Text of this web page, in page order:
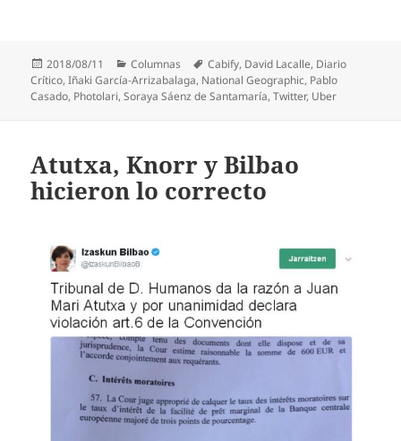
Publicado
el
2018/08/11 Categorías
Columnas Etiquetas
Cabify, David Lacalle, Diario
Crítico,Iñaki García-Arrizabalaga, National Geographic, Pablo
Casado, Photolari,Soraya Sáenz de Santamaría,Twitter, Uber
Atutxa, Knorr y Bilbao
hicieron lo correcto